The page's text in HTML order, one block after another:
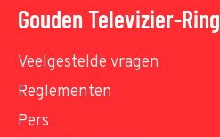
Gouden Televizier-Ring
Veelgestelde vragen
Reglementen
Pers